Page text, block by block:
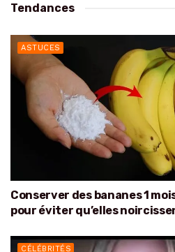
Tendances
ASTUCES
Conserver des bananes 1
pour éviter qu’elles
CÉLÉBRITÉS